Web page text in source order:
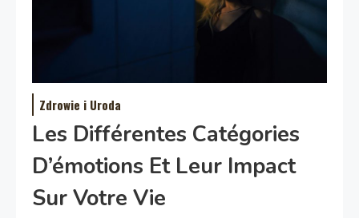
Zdrowie i Uroda
Les Différentes Catégories
D’émotions Et Leur Impact
Sur Votre Vie